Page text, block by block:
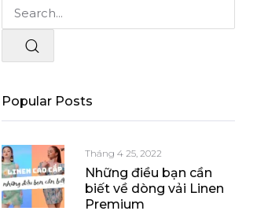
Popular Posts
Tháng 4 25, 2022
Những điều bạn cần
biết về dòng vải Linen
Premium